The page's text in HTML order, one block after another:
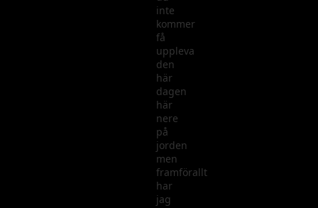
inte
kommer
få
uppleva
den
här
dagen
här
nere
på
jorden
men
framförallt
har
jag